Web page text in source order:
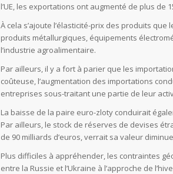
l’UE, les exportations ont augmenté de plus de
À cela s’ajoute l’élasticité-prix des produits
produits métallurgiques, équipements
l’industrie agroalimentaire.
Par ailleurs, il y a fort à parier que les
coûteuse, l’augmentation des importations
entreprises sous-traitant une partie de leur
La baisse de la paire euro-zloty conduirait
Par ailleurs, le stock de réserves de devises
de 90 milliards d’euros, verrait sa valeur
Plus difficiles à appréhender, les contraintes
entre la Russie et l’Ukraine à l’approche de